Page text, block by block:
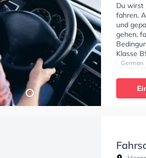
Du wirst
fahren.
und
gehen,
Klasse
German